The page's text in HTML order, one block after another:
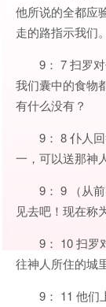
他所说的全都应
走的路指示我们。
9： 7 扫罗
我们囊中的食物
有什么没有？
9： 8 仆人
一，可以送那神
9： 9 （从
见去吧！现在称
9： 10 扫罗
往神人所住的城
9： 11 他们